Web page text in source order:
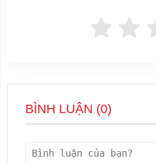
BÌNH LUẬN (0)